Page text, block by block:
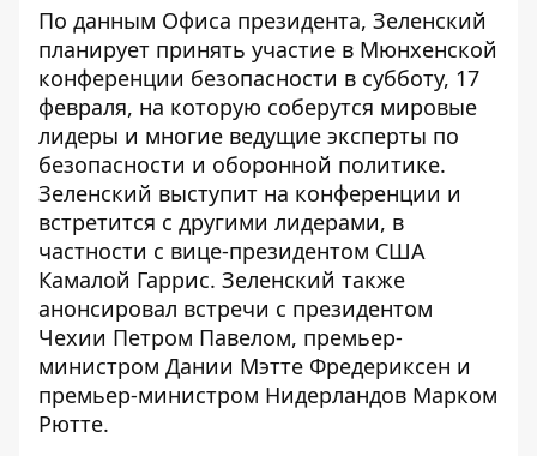
По данным Офиса президента, Зеленский
планирует принять участие в Мюнхенской
конференции безопасности в субботу, 17
февраля, на которую соберутся мировые
лидеры и многие ведущие эксперты по
безопасности и оборонной политике.
Зеленский выступит на конференции и
встретится с другими лидерами, в
частности с вице-президентом США
Камалой Гаррис. Зеленский также
анонсировал встречи с президентом
Чехии Петром Павелом, премьер-
министром Дании Мэтте Фредериксен и
премьер-министром Нидерландов Марком
Рютте.